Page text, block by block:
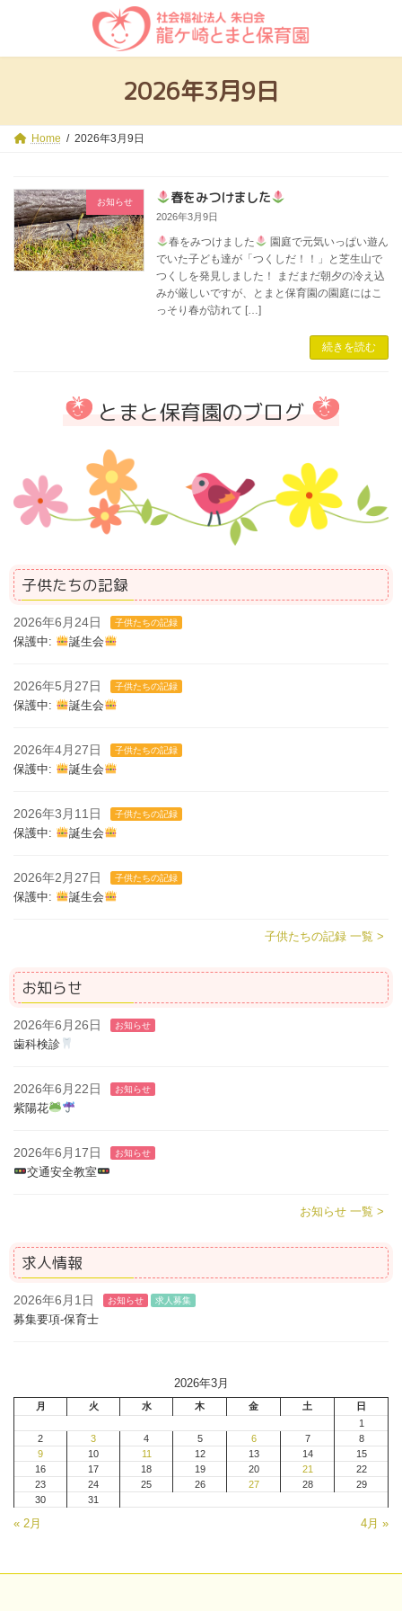
ン
ー
2026年3月9日
Home 2026年3月9日
お知らせ 春をみつけました
2026年3月9日
春をみつけました
園庭で元気いっぱい遊ん
でいた子ども達が「つくしだ！！」と芝生山で
つくしを発見しました！ まだまだ朝夕の冷え込
みが厳しいですが、とまと保育園の園庭にはこ
っそり春が訪れて […]
続きを読む
とまと保育園のブログ
子供たちの記録
2026年6月24日 子供たちの記録
保護中: 誕生会
2026年5月27日 子供たちの記録
保護中: 誕生会
2026年4月27日 子供たちの記録
保護中: 誕生会
2026年3月11日 子供たちの記録
保護中: 誕生会
2026年2月27日 子供たちの記録
保護中: 誕生会
子供たちの記録 一覧 >
お知らせ
2026年6月26日 お知らせ
歯科検診
2026年6月22日 お知らせ
紫陽花
2026年6月17日 お知らせ
交通安全教室
お知らせ 一覧 >
求人情報
2026年6月1日 お知らせ 求人募集
募集要項-保育士
2026年3月
月 火 水 木 金 土
日
1
2
3 4 5 6 7
8
9
10 11 12 13 14
15
16
17 18 19 20 21
22
23
24 25 26 27 28
29
30
31
« 2月 4月 »